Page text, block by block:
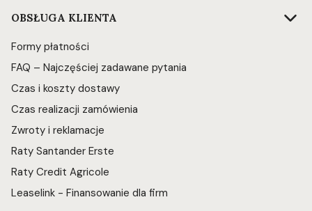
OBSŁUGA KLIENTA
Formy płatności
FAQ – Najczęściej zadawane pytania
Czas i koszty dostawy
Czas realizacji zamówienia
Zwroty i reklamacje
Raty Santander Erste
Raty Credit Agricole
Leaselink - Finansowanie dla firm